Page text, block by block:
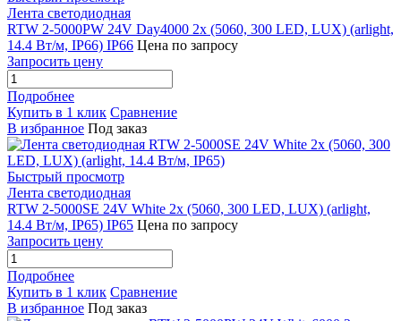
Лента светодиодная
RTW 2-5000PW 24V Day4000 2x (5060, 300 LED, LUX) (arlight,
14.4 Вт/м, IP66) IP66 Цена по запросу
Запросить цену
Подробнее
Купить в 1 клик Сравнение
В избранное Под заказ
Быстрый просмотр
Лента светодиодная
RTW 2-5000SE 24V White 2x (5060, 300 LED, LUX) (arlight,
14.4 Вт/м, IP65) IP65 Цена по запросу
Запросить цену
Подробнее
Купить в 1 клик Сравнение
В избранное Под заказ